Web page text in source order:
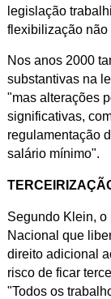
legislação
flexibilização não
Nos anos 2000
substantivas na
"mas alterações
significativas,
regulamentação
salário mínimo".
Segundo Klein, o
Nacional que
direito adicional
risco de ficar
"Todos os